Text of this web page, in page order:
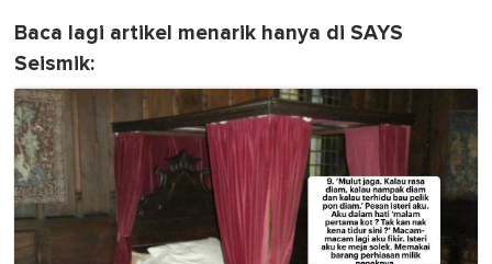
Baca lagi artikel menarik hanya di SAYS
Seismik: